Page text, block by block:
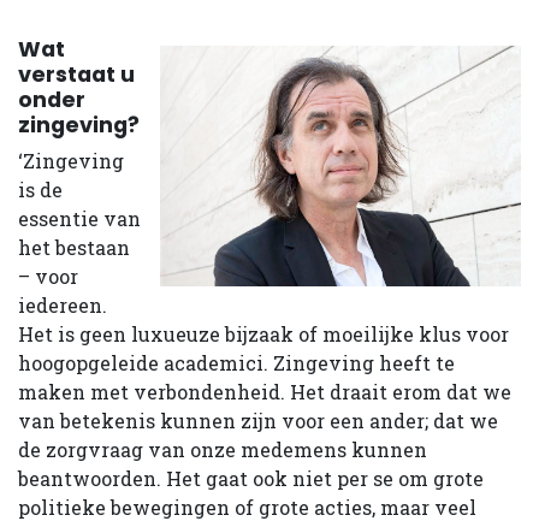
Wat
verstaat u
onder
zingeving?
‘Zingeving
is de
essentie van
het bestaan
– voor
iedereen.
Het is geen luxueuze bijzaak of moeilijke klus voor
hoogopgeleide academici. Zingeving heeft te
maken met verbondenheid. Het draait erom dat we
van betekenis kunnen zijn voor een ander; dat we
de zorgvraag van onze medemens kunnen
beantwoorden. Het gaat ook niet per se om grote
politieke bewegingen of grote acties, maar veel